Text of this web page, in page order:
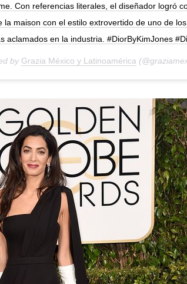
Con referencias literales, el diseñador logró
la maison con el estilo extrovertido de uno de
aclamados en la industria. #DiorByKimJones
by Grazia México y Latinoamérica